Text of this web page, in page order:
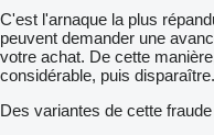
C'est l'arnaque la plus
peuvent demander une
votre achat. De cette
considérable, puis disparaître.
Des variantes de cette